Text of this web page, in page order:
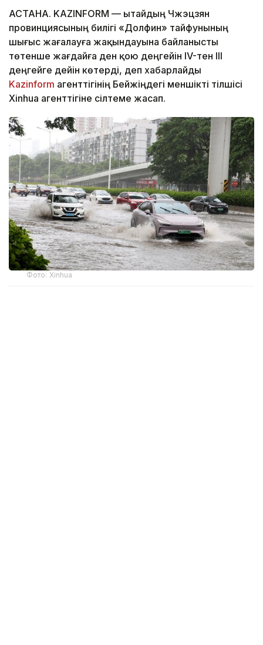
АСТАНА. KAZINFORM — Қытайдың Чжэцзян
провинциясының билігі «Долфин» тайфунының
шығыс жағалауға жақындауына байланысты
төтенше жағдайға ден қою деңгейін IV-тен III
деңгейге дейін көтерді, деп хабарлайды
Kazinform агенттігінің Бейжіңдегі меншікті тілшісі
Xinhua агенттігіне сілтеме жасап.
Фото: Xinhua